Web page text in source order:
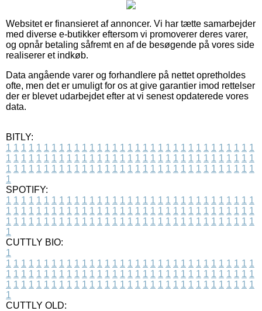
Websitet er finansieret af annoncer. Vi har tætte samarbejder
med diverse e-butikker eftersom vi promoverer deres varer,
og opnår betaling såfremt en af de besøgende på vores side
realiserer et indkøb.
Data angående varer og forhandlere på nettet opretholdes
ofte, men det er umuligt for os at give garantier imod rettelser
der er blevet udarbejdet efter at vi senest opdaterede vores
data.
BITLY:
1 1 1 1 1 1 1 1 1 1 1 1 1 1 1 1 1 1 1 1 1 1 1 1 1 1 1 1 1 1 1 1 1
1 1 1 1 1 1 1 1 1 1 1 1 1 1 1 1 1 1 1 1 1 1 1 1 1 1 1 1 1 1 1 1 1
1 1 1 1 1 1 1 1 1 1 1 1 1 1 1 1 1 1 1 1 1 1 1 1 1 1 1 1 1 1 1 1 1
1
SPOTIFY:
1 1 1 1 1 1 1 1 1 1 1 1 1 1 1 1 1 1 1 1 1 1 1 1 1 1 1 1 1 1 1 1 1
1 1 1 1 1 1 1 1 1 1 1 1 1 1 1 1 1 1 1 1 1 1 1 1 1 1 1 1 1 1 1 1 1
1 1 1 1 1 1 1 1 1 1 1 1 1 1 1 1 1 1 1 1 1 1 1 1 1 1 1 1 1 1 1 1 1
1
CUTTLY BIO:
1
1 1 1 1 1 1 1 1 1 1 1 1 1 1 1 1 1 1 1 1 1 1 1 1 1 1 1 1 1 1 1 1 1
1 1 1 1 1 1 1 1 1 1 1 1 1 1 1 1 1 1 1 1 1 1 1 1 1 1 1 1 1 1 1 1 1
1 1 1 1 1 1 1 1 1 1 1 1 1 1 1 1 1 1 1 1 1 1 1 1 1 1 1 1 1 1 1 1 1
1
CUTTLY OLD: